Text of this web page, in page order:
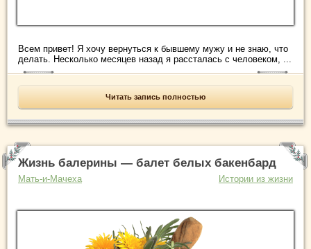
Всем привет! Я хочу вернуться к бывшему мужу и не знаю, что
делать. Несколько месяцев назад я рассталась с человеком, ...
Читать запись полностью
Жизнь балерины — балет белых бакенбард
Мать-и-Мачеха Истории из жизни